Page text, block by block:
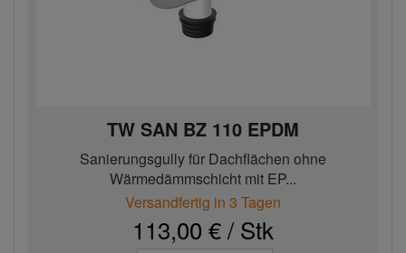
TW SAN BZ 110 EPDM
Sanierungsgully für Dachflächen ohne
Wärmedämmschicht mit EP...
Versandfertig in 3 Tagen
113,00 € / Stk